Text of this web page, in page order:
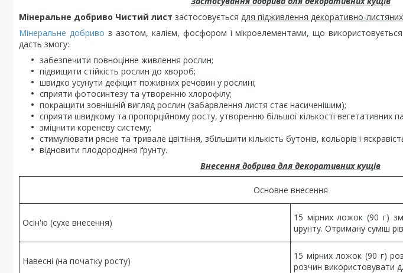
Мінеральне добриво Чистий лист застосовується для підживлення декоративно-
Мінеральне добриво з азотом, калієм, фосфором і мікроелементами, що
дасть змогу:
забезпечити повноцінне живлення рослин;
підвищити стійкість рослин до хвороб;
швидко усунути дефіцит поживних речовин у рослині;
сприяти фотосинтезу та утворенню хлорофілу;
покращити зовнішній вигляд рослин (забарвлення листя стає насиченішим);
сприяти швидкому та пропорційному росту, утворенню більшої кількості вегетативних
зміцнити кореневу систему;
стимулювати рясне та тривале цвітіння, збільшити кількість бутонів, кольорів і
відновити плодородіння ґрунту.
Внесення добрива для декоративних кущів
Основне внесення
Осін'ю (сухе внесення)
15 мірних ложок (90 г)
uрунту. Отриману суміш
Навесні (на початку росту)
15 мірних ложок (90 г)
розчин використовувати